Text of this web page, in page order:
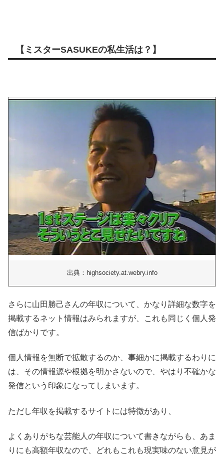
【ミスターSASUKEの私生活は？】
出典：highsociety.at.webry.info
さらに山田勝己さんの年収について、かなり詳細な数字を
掲載するネット情報はみられますが、
これも同じく個人発
信ばかりです。
個人情報を無断で拡散するのか、事細かに掲載するわりに
は、その情報源や根拠を明かさないので、やはり不確かな
発信という印象になってしまいます。
ただし年収を掲載するサイトには特徴があり、
よくありがちな芸能人の年収について書きながらも、あま
りにも高額年収なので、どれもこれも現実味のない意見が